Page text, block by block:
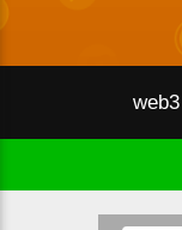
web3